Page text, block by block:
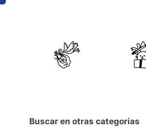
Buscar en otras categorías